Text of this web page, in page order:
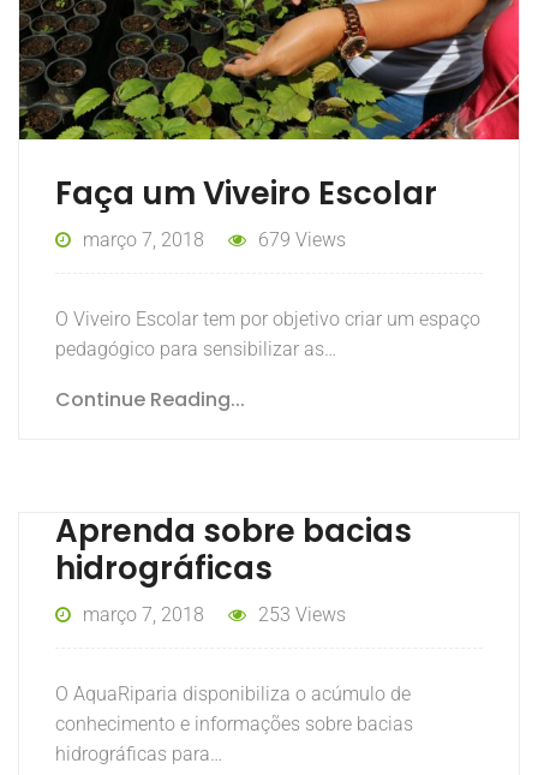
Faça um Viveiro Escolar
março 7, 2018 679 Views
O Viveiro Escolar tem por objetivo criar um espaço
pedagógico para sensibilizar as…
Continue Reading...
Aprenda sobre bacias
hidrográficas
março 7, 2018 253 Views
O AquaRiparia disponibiliza o acúmulo de
conhecimento e informações sobre bacias
hidrográficas para…